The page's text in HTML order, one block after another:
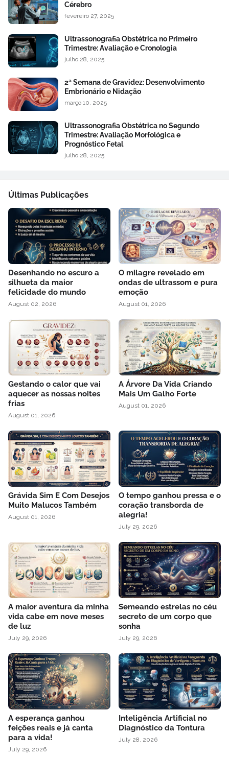
Cérebro
fevereiro 27, 2025
Ultrassonografia Obstétrica no Primeiro
Trimestre: Avaliação e Cronologia
julho 28, 2025
2ª Semana de Gravidez: Desenvolvimento
Embrionário e Nidação
março 10, 2025
Ultrassonografia Obstétrica no Segundo
Trimestre: Avaliação Morfológica e
Prognóstico Fetal
julho 28, 2025
Últimas Publicações
Desenhando no escuro a
silhueta da maior
felicidade do mundo
August 02, 2026
O milagre revelado em
ondas de ultrassom e pura
emoção
August 01, 2026
Gestando o calor que vai
aquecer as nossas noites
frias
August 01, 2026
A Árvore Da Vida Criando
Mais Um Galho Forte
August 01, 2026
Grávida Sim E Com Desejos
Muito Malucos Também
August 01, 2026
O tempo ganhou pressa e o
coração transborda de
alegria!
July 29, 2026
A maior aventura da minha
vida cabe em nove meses
de luz
July 29, 2026
Semeando estrelas no céu
secreto de um corpo que
sonha
July 29, 2026
A esperança ganhou
feições reais e já canta
para a vida!
July 29, 2026
Inteligência Artificial no
Diagnóstico da Tontura
July 28, 2026